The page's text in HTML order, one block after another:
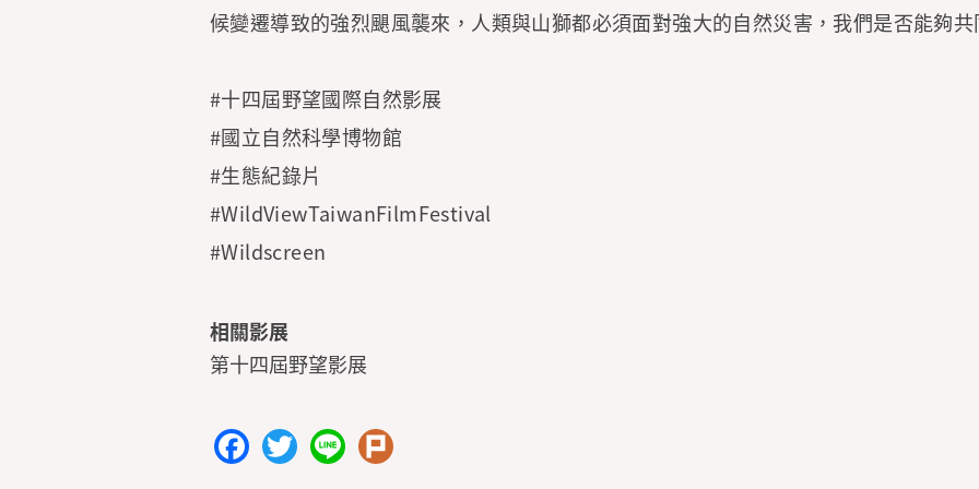
候變遷導致的強烈颶風襲來，人類與山獅都必須面對強大的自然災害，我們是否能夠共
#十四屆野望國際自然影展
#國立自然科學博物館
#生態紀錄片
#WildViewTaiwanFilmFestival
#Wildscreen
相關影展
第十四屆野望影展
Facebook
Twitter
Line